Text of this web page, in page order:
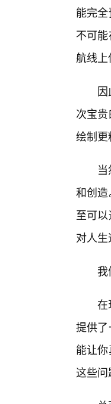
能完
不可
航线上
次宝
绘制更
和创
至可
对人
在
提供
能让
这些问